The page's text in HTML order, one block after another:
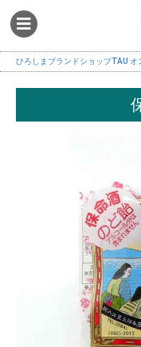
ひろしまブランドショップTAU オ